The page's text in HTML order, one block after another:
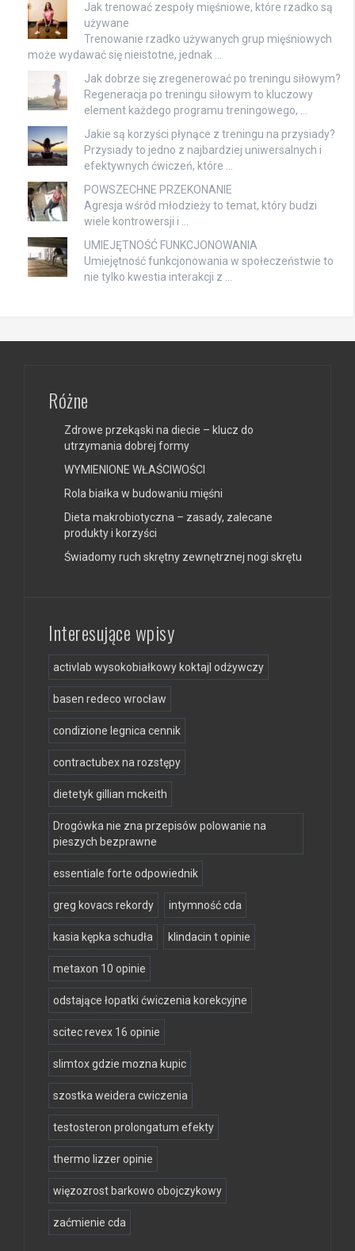
Jak trenować zespoły mięśniowe, które rzadko są
używane
Trenowanie rzadko używanych grup mięśniowych
może wydawać się nieistotne, jednak …
Jak dobrze się zregenerować po treningu siłowym?
Regeneracja po treningu siłowym to kluczowy
element każdego programu treningowego, …
Jakie są korzyści płynące z treningu na przysiady?
Przysiady to jedno z najbardziej uniwersalnych i
efektywnych ćwiczeń, które …
POWSZECHNE PRZEKONANIE
Agresja wśród młodzieży to temat, który budzi
wiele kontrowersji i …
UMIEJĘTNOŚĆ FUNKCJONOWANIA
Umiejętność funkcjonowania w społeczeństwie to
nie tylko kwestia interakcji z …
Różne
Zdrowe przekąski na diecie – klucz do
utrzymania dobrej formy
WYMIENIONE WŁAŚCIWOŚCI
Rola białka w budowaniu mięśni
Dieta makrobiotyczna – zasady, zalecane
produkty i korzyści
Świadomy ruch skrętny zewnętrznej nogi skrętu
Interesujące wpisy
activlab wysokobiałkowy koktajl odżywczy
basen redeco wrocław
condizione legnica cennik
contractubex na rozstępy
dietetyk gillian mckeith
Drogówka nie zna przepisów polowanie na
pieszych bezprawne
essentiale forte odpowiednik
greg kovacs rekordy intymność cda
kasia kępka schudła klindacin t opinie
metaxon 10 opinie
odstające łopatki ćwiczenia korekcyjne
scitec revex 16 opinie
slimtox gdzie mozna kupic
szostka weidera cwiczenia
testosteron prolongatum efekty
thermo lizzer opinie
więzozrost barkowo obojczykowy
zaćmienie cda